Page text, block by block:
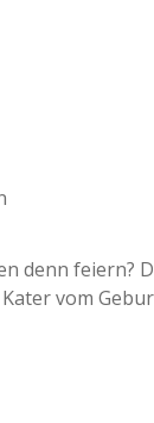
denn feiern?
vom